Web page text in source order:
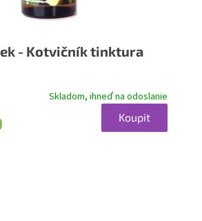
- Kotvičník tinktura
Skladom, ihneď na odoslanie
Koupit